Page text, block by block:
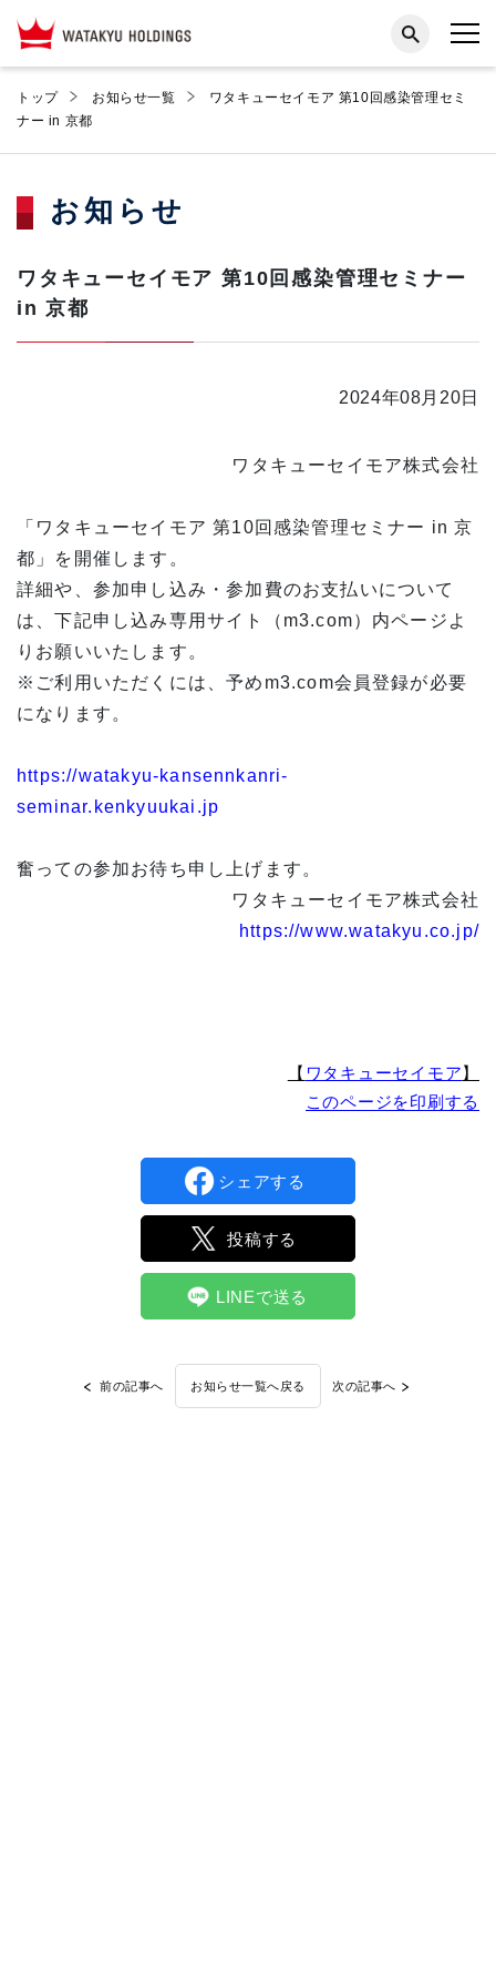
トップ お知らせ一覧
ワタキューセイモア 第10回感染管理セミ
ナー in 京都
お知らせ
ワタキューセイモア 第10回感染管理セミナー
in 京都
2024年08月20日
ワタキューセイモア株式会社
「ワタキューセイモア 第10回感染管理セミナー in 京
都」を開催します。
詳細や、参加申し込み・参加費のお支払いについて
は、下記申し込み専用サイト（m3.com）内ページよ
りお願いいたします。
※ご利用いただくには、予めm3.com会員登録が必要
になります。
https://watakyu-kansennkanri-
seminar.kenkyuukai.jp
奮っての参加お待ち申し上げます。
ワタキューセイモア株式会社
https://www.watakyu.co.jp/
【 ワタキューセイモア】
このページを印刷する
シェアする
投稿する
LINEで送る
前の記事へ お知らせ一覧へ戻る 次の記事へ